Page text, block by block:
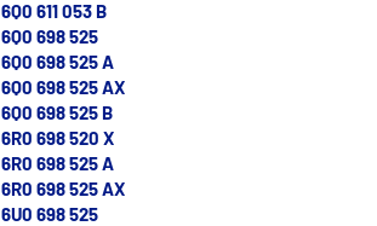
6Q0 611 053 B
6Q0 698 525
6Q0 698 525 A
6Q0 698 525 AX
6Q0 698 525 B
6R0 698 520 X
6R0 698 525 A
6R0 698 525 AX
6U0 698 525